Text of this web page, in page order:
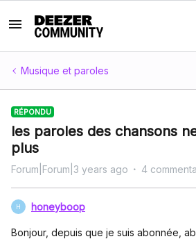
Musique et paroles
RÉPONDU
les paroles des chansons
plus
Forum|Forum|3 years ago 4
H honeyboop
Bonjour, depuis que je suis abonnée,